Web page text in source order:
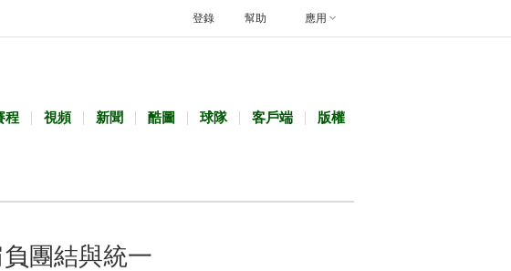
幫助 應用
登錄
程 視頻 新聞 酷圖 球隊 客戶端 版權
團結與統一